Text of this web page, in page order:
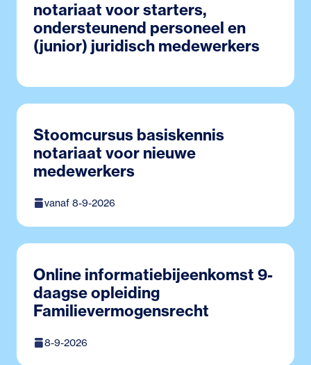
notariaat voor starters,
ondersteunend personeel en
(junior) juridisch medewerkers
Stoomcursus basiskennis
notariaat voor nieuwe
medewerkers
vanaf 8-9-2026
Online informatiebijeenkomst 9-
daagse opleiding
Familievermogensrecht
8-9-2026